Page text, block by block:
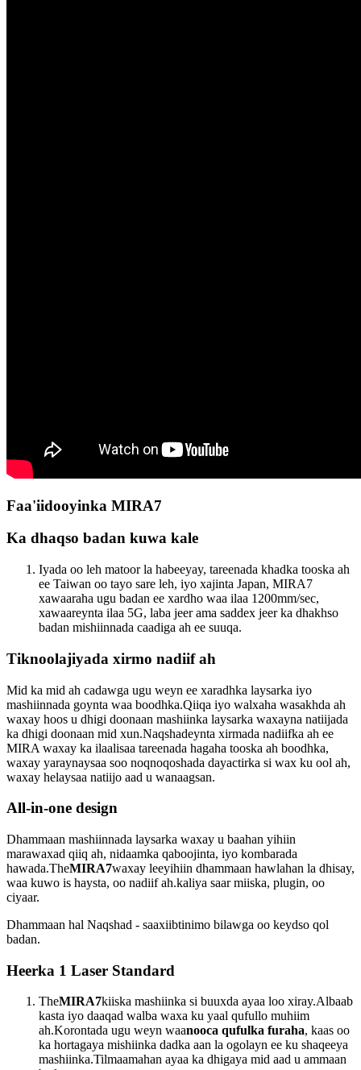
Faa'iidooyinka MIRA7
Ka dhaqso badan kuwa kale
Iyada oo leh matoor la habeeyay, tareenada khadka tooska ah
ee Taiwan oo tayo sare leh, iyo xajinta Japan, MIRA7
xawaaraha ugu badan ee xardho waa ilaa 1200mm/sec,
xawaareynta ilaa 5G, laba jeer ama saddex jeer ka dhakhso
badan mishiinnada caadiga ah ee suuqa.
Tiknoolajiyada xirmo nadiif ah
Mid ka mid ah cadawga ugu weyn ee xaradhka laysarka iyo
mashiinnada goynta waa boodhka.Qiiqa iyo walxaha wasakhda ah
waxay hoos u dhigi doonaan mashiinka laysarka waxayna natiijada
ka dhigi doonaan mid xun.Naqshadeynta xirmada nadiifka ah ee
MIRA waxay ka ilaalisaa tareenada hagaha tooska ah boodhka,
waxay yaraynaysaa soo noqnoqoshada dayactirka si wax ku ool ah,
waxay helaysaa natiijo aad u wanaagsan.
All-in-one design
Dhammaan mashiinnada laysarka waxay u baahan yihiin
marawaxad qiiq ah, nidaamka qaboojinta, iyo kombarada
hawada.TheMIRA7waxay leeyihiin dhammaan hawlahan la dhisay,
waa kuwo is haysta, oo nadiif ah.kaliya saar miiska, plugin, oo
ciyaar.
Dhammaan hal Naqshad - saaxiibtinimo bilawga oo keydso qol
badan.
Heerka 1 Laser Standard
TheMIRA7kiiska mashiinka si buuxda ayaa loo xiray.Albaab
kasta iyo daaqad walba waxa ku yaal qufullo muhiim
ah.Korontada ugu weyn waanooca qufulka furaha, kaas oo
ka hortagaya mishiinka dadka aan la ogolayn ee ku shaqeeya
mashiinka.Tilmaamahan ayaa ka dhigaya mid aad u ammaan